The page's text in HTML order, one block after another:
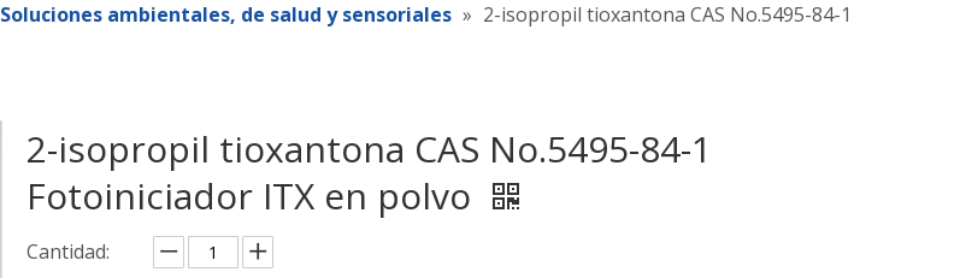
Soluciones ambientales, de salud y sensoriales » 2-isopropil tioxantona CAS No.5495-84-1
2-isopropil tioxantona CAS No.5495-84-1
Fotoiniciador ITX en polvo
Cantidad: